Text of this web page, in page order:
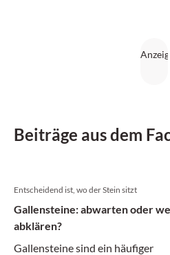
Beiträge aus dem
Entscheidend ist, wo der Stein sitzt
Gallensteine: abwarten oder
abklären?
Gallensteine sind ein häufiger